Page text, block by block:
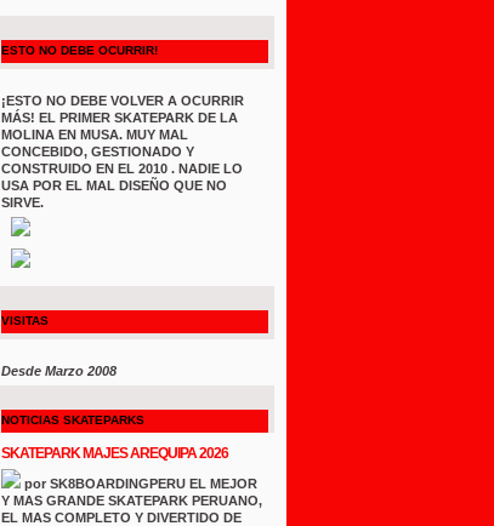
ESTO NO DEBE OCURRIR!
¡ESTO NO DEBE VOLVER A OCURRIR
MÁS! EL PRIMER SKATEPARK DE LA
MOLINA EN MUSA. MUY MAL
CONCEBIDO, GESTIONADO Y
CONSTRUIDO EN EL 2010 . NADIE LO
USA POR EL MAL DISEÑO QUE NO
SIRVE.
VISITAS
Desde Marzo 2008
NOTICIAS SKATEPARKS
SKATEPARK MAJES AREQUIPA 2026
por SK8BOARDINGPERU EL MEJOR
Y MAS GRANDE SKATEPARK PERUANO,
EL MAS COMPLETO Y DIVERTIDO DE